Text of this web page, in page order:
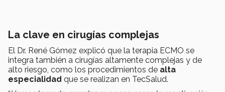
La clave en cirugías complejas
El Dr. René Gómez explicó que la terapia ECMO se
integra también a cirugías altamente complejas y de
alto riesgo, como los procedimientos de alta
especialidad que se realizan en TecSalud.